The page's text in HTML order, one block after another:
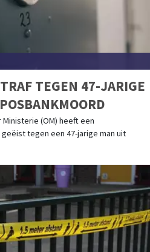
TEGEN 47-JARIGE
Ministerie (OM) heeft een
tegen een 47-jarige man uit